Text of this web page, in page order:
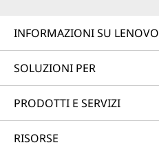
INFORMAZIONI SU LENOVO
SOLUZIONI PER
PRODOTTI E SERVIZI
RISORSE